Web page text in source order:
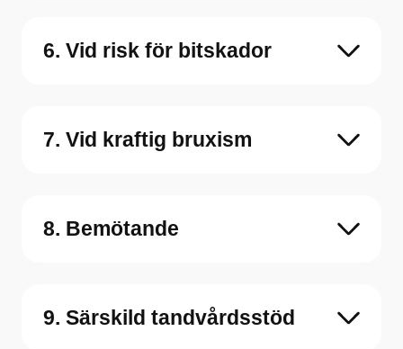
6. Vid risk för bitskador
7. Vid kraftig bruxism
8. Bemötande
9. Särskild tandvårdsstöd